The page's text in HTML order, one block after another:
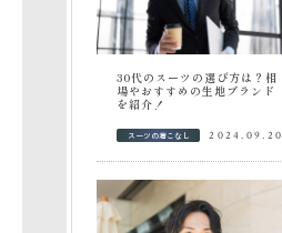
30代のスーツの選び方は？相
場やおすすめの生地ブランド
を紹介！
スーツの着こなし 2024.09.20